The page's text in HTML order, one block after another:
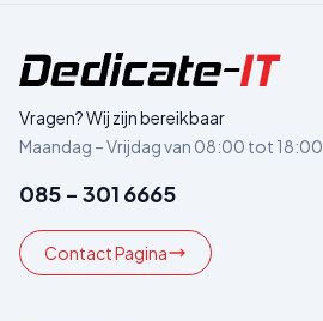
Vragen? Wij zijn bereikbaar
Maandag – Vrijdag van 08:00 tot 18:00
085 - 301 6665
Contact Pagina